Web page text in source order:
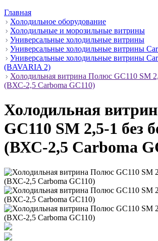
Главная
Холодильное оборудование
Холодильные и морозильные витрины
Универсальные холодильные витрины
Универсальные холодильные витрины
Универсальные холодильные витрины
(BAVARIA 2)
Холодильная витрина Полюс GC110 SM
(ВХС-2,5 Carboma GC110)
Холодильная
GC110 SM 2,5-1 без
(ВХС-2,5 Carboma